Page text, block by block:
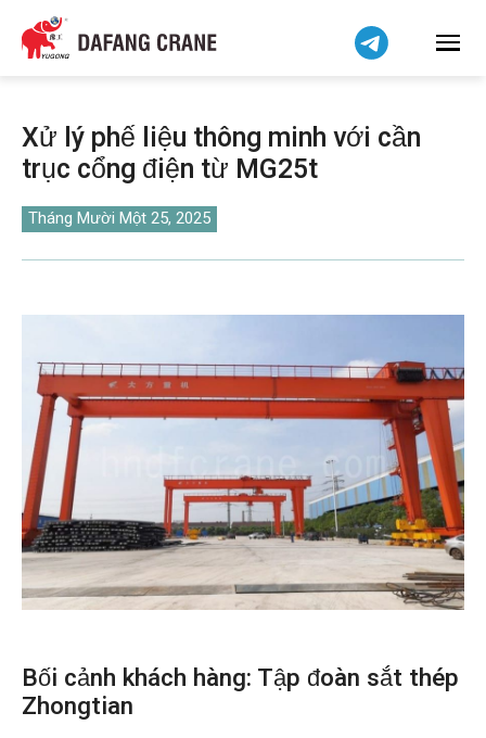
Xử lý phế liệu thông minh với cần
trục cổng điện từ MG25t
Tháng Mười Một 25, 2025
Bối cảnh khách hàng: Tập đoàn sắt thép
Zhongtian
हिन्दी
Bahasa Indonesia
বাংলা
فارسی
Pilipino
اردو
Čeština
Беларуская мова
Kiswahili
Dansk
Norsk
O‘zbekcha